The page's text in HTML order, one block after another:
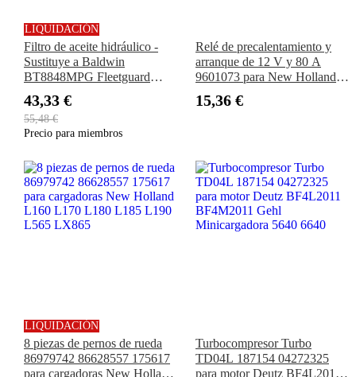
LIQUIDACIÓN
Filtro de aceite hidráulico -
Sustituye a Baldwin
BT8848MPG Fleetguard
43,33 €
55,48 €
Precio para miembros
Relé de precalentamiento y
arranque de 12 V y 80 A
9601073 para New Holland
LS170
15,36 €
LIQUIDACIÓN
8 piezas de pernos de rueda
86979742 86628557 175617
para cargadoras New Holland
Turbocompresor Turbo
TD04L 187154 04272325
para motor Deutz BF4L2011